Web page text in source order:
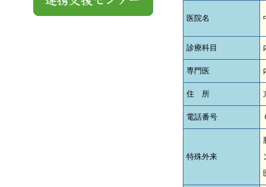
医院名
診療科目
専門医
住 所
電話番号
特殊外来